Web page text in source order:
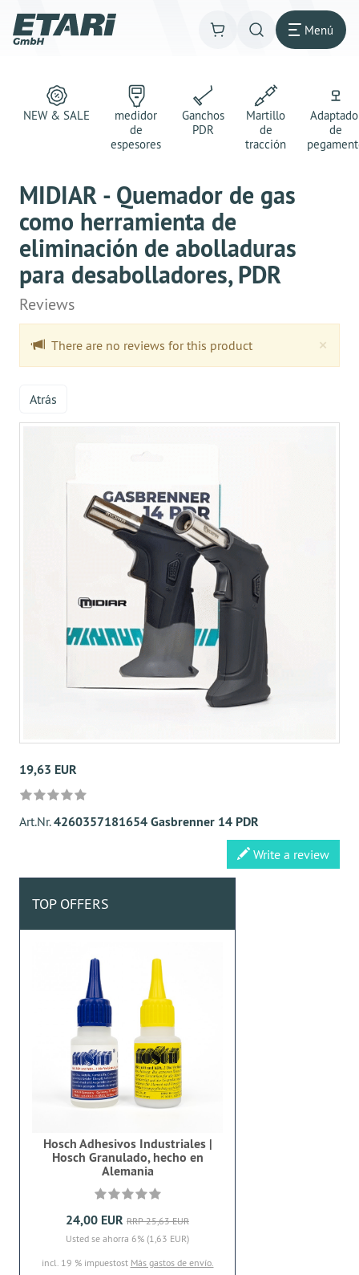
Menú
NEW & SALE
medidor
de
espesores
Ganchos
PDR
Martillo
de
tracción
de
MIDIAR - Quemador de gas
como herramienta de
eliminación de abolladuras
para desabolladores, PDR
Reviews
×
There are no reviews for this product
Atrás
19,63 EUR
Art.Nr.4260357181654 Gasbrenner 14 PDR
Write a review
TOP OFFERS
Hosch Adhesivos Industriales |
Hosch Granulado, hecho en
Alemania
24,00 EUR RRP 25,63 EUR
Usted se ahorra 6% (1,63 EUR)
incl. 19 % impuestost Más gastos de envío.